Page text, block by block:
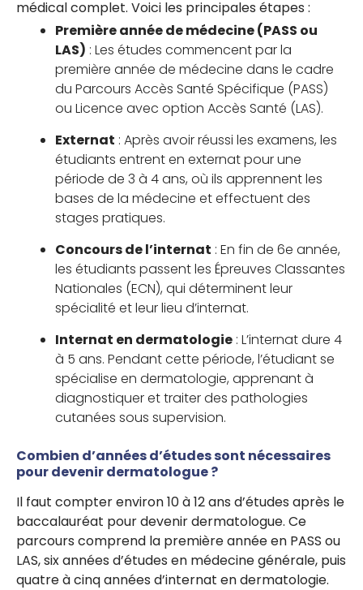
médical complet. Voici les principales étapes :
Première année de médecine (PASS ou
LAS) : Les études commencent par la
première année de médecine dans le cadre
du Parcours Accès Santé Spécifique (PASS)
ou Licence avec option Accès Santé (LAS).
Externat : Après avoir réussi les examens, les
étudiants entrent en externat pour une
période de 3 à 4 ans, où ils apprennent les
bases de la médecine et effectuent des
stages pratiques.
Concours de l’internat : En fin de 6e année,
les étudiants passent les Épreuves Classantes
Nationales (ECN), qui déterminent leur
spécialité et leur lieu d’internat.
Internat en dermatologie : L’internat dure 4
à 5 ans. Pendant cette période, l’étudiant se
spécialise en dermatologie, apprenant à
diagnostiquer et traiter des pathologies
cutanées sous supervision.
Combien d’années d’études sont nécessaires
pour devenir dermatologue ?
Il faut compter environ 10 à 12 ans d’études après le
baccalauréat pour devenir dermatologue. Ce
parcours comprend la première année en PASS ou
LAS, six années d’études en médecine générale, puis
quatre à cinq années d’internat en dermatologie.